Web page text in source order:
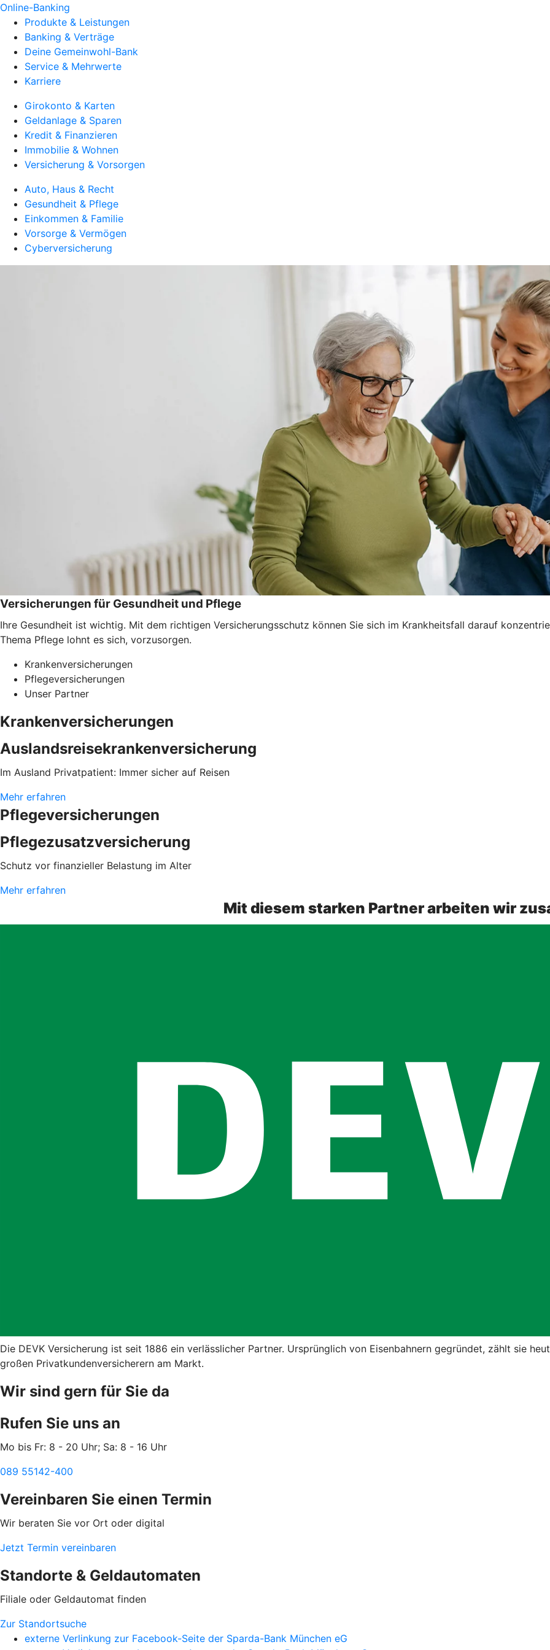
Online-Banking
Produkte & Leistungen
Banking & Verträge
Deine Gemeinwohl-Bank
Service & Mehrwerte
Karriere
Girokonto & Karten
Geldanlage & Sparen
Kredit & Finanzieren
Immobilie & Wohnen
Versicherung & Vorsorgen
Auto, Haus & Recht
Gesundheit & Pflege
Einkommen & Familie
Vorsorge & Vermögen
Cyberversicherung
Versicherungen für Gesundheit und Pflege
Ihre Gesundheit ist wichtig. Mit dem richtigen Versicherungsschutz können Sie sich im Krankheitsfall darauf
Thema Pflege lohnt es sich, vorzusorgen.
Krankenversicherungen
Pflegeversicherungen
Unser Partner
Krankenversicherungen
Auslandsreisekrankenversicherung
Im Ausland Privatpatient: Immer sicher auf Reisen
Mehr erfahren
Pflegeversicherungen
Pflegezusatzversicherung
Schutz vor finanzieller Belastung im Alter
Mehr erfahren
Mit diesem starken Partner arbeiten wir
Die DEVK Versicherung ist seit 1886 ein verlässlicher Partner. Ursprünglich von Eisenbahnern gegründet, zählt sie
großen Privatkundenversicherern am Markt.
Wir sind gern für Sie da
Rufen Sie uns an
Mo bis Fr: 8 - 20 Uhr; Sa: 8 - 16 Uhr
089 55142-400
Vereinbaren Sie einen Termin
Wir beraten Sie vor Ort oder digital
Jetzt Termin vereinbaren
Standorte & Geldautomaten
Filiale oder Geldautomat finden
Zur Standortsuche
externe Verlinkung zur Facebook-Seite der Sparda-Bank München eG